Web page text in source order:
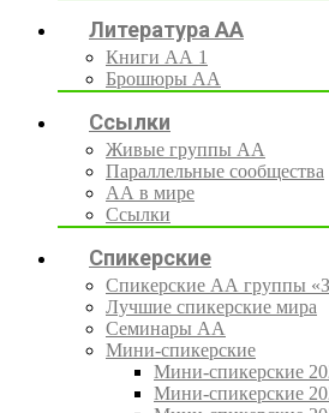
Литература АА
Книги АА 1
Брошюры АА
Ссылки
Живые группы АА
Параллельные сообщества
АА в мире
Ссылки
Спикерские
Спикерские АА группы
Лучшие спикерские мира
Семинары АА
Мини-спикерские
Мини-спикерские
Мини-спикерские